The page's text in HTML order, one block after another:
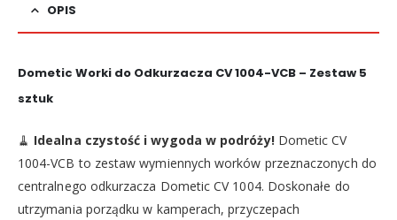
OPIS
Dometic Worki do Odkurzacza CV 1004-VCB – Zestaw 5
sztuk
🧹 Idealna czystość i wygoda w podróży!Dometic CV
1004-VCB to zestaw wymiennych worków przeznaczonych do
centralnego odkurzacza Dometic CV 1004. Doskonałe do
utrzymania porządku w kamperach, przyczepach